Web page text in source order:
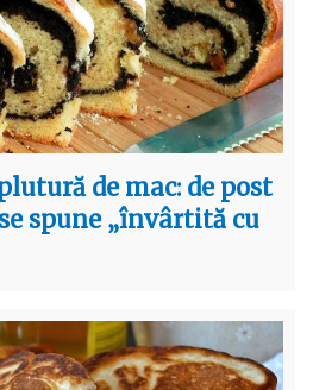
de mac: de post
spune „învârtită cu